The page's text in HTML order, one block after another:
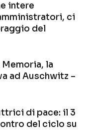
intere
ci
del
la
ad Auschwitz –
di pace: il 3
del ciclo su